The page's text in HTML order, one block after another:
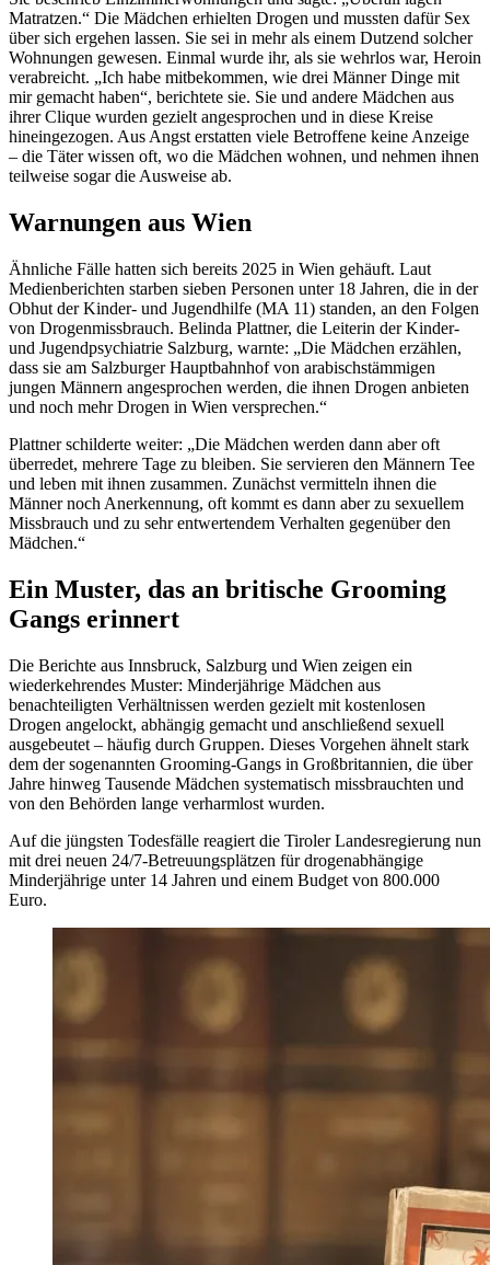
Matratzen.“ Die Mädchen erhielten Drogen und mussten dafür Sex
über sich ergehen lassen. Sie sei in mehr als einem Dutzend solcher
Wohnungen gewesen. Einmal wurde ihr, als sie wehrlos war, Heroin
verabreicht. „Ich habe mitbekommen, wie drei Männer Dinge mit
mir gemacht haben“, berichtete sie. Sie und andere Mädchen aus
ihrer Clique wurden gezielt angesprochen und in diese Kreise
hineingezogen. Aus Angst erstatten viele Betroffene keine Anzeige
– die Täter wissen oft, wo die Mädchen wohnen, und nehmen ihnen
teilweise sogar die Ausweise ab.
Warnungen aus Wien
Ähnliche Fälle hatten sich bereits 2025 in Wien gehäuft. Laut
Medienberichten starben sieben Personen unter 18 Jahren, die in der
Obhut der Kinder- und Jugendhilfe (MA 11) standen, an den Folgen
von Drogenmissbrauch. Belinda Plattner, die Leiterin der Kinder-
und Jugendpsychiatrie Salzburg, warnte: „Die Mädchen erzählen,
dass sie am Salzburger Hauptbahnhof von arabischstämmigen
jungen Männern angesprochen werden, die ihnen Drogen anbieten
und noch mehr Drogen in Wien versprechen.“
Plattner schilderte weiter: „Die Mädchen werden dann aber oft
überredet, mehrere Tage zu bleiben. Sie servieren den Männern Tee
und leben mit ihnen zusammen. Zunächst vermitteln ihnen die
Männer noch Anerkennung, oft kommt es dann aber zu sexuellem
Missbrauch und zu sehr entwertendem Verhalten gegenüber den
Mädchen.“
Ein Muster, das an britische Grooming
Gangs erinnert
Die Berichte aus Innsbruck, Salzburg und Wien zeigen ein
wiederkehrendes Muster: Minderjährige Mädchen aus
benachteiligten Verhältnissen werden gezielt mit kostenlosen
Drogen angelockt, abhängig gemacht und anschließend sexuell
ausgebeutet – häufig durch Gruppen. Dieses Vorgehen ähnelt stark
dem der sogenannten Grooming-Gangs in Großbritannien, die über
Jahre hinweg Tausende Mädchen systematisch missbrauchten und
von den Behörden lange verharmlost wurden.
Auf die jüngsten Todesfälle reagiert die Tiroler Landesregierung nun
mit drei neuen 24/7-Betreuungsplätzen für drogenabhängige
Minderjährige unter 14 Jahren und einem Budget von 800.000
Euro.